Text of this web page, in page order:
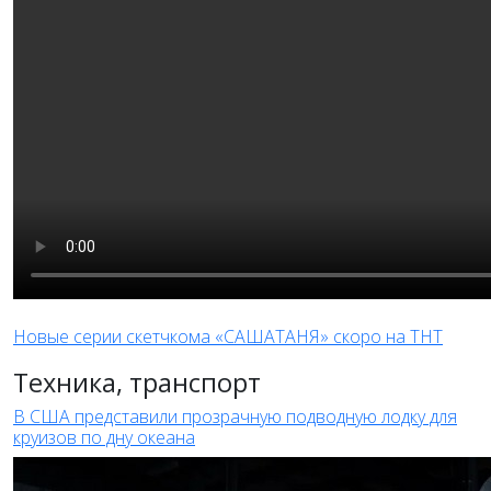
Новые серии скетчкома «САШАТАНЯ» скоро на ТНТ
Техника, транспорт
В США представили прозрачную подводную лодку для
круизов по дну океана